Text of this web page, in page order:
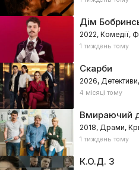
Дім
2022, Комедії,
1 тиждень тому
Скарби
2026,
4 місяці тому
Вмираючий
2018, Драми,
1 тиждень тому
К.О.Д. 3